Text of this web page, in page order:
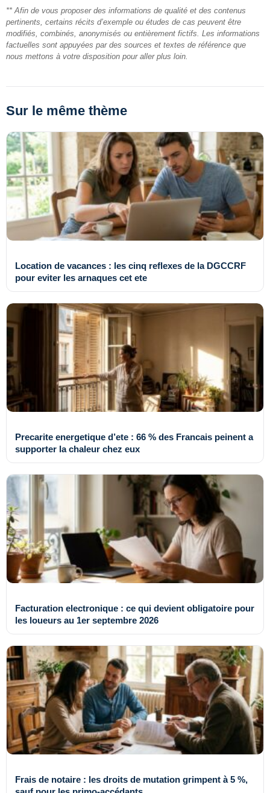
** Afin de vous proposer des informations de qualité et des contenus
pertinents, certains récits d’exemple ou études de cas peuvent être
modifiés, combinés, anonymisés ou entièrement fictifs. Les informations
factuelles sont appuyées par des sources et textes de référence que
nous mettons à votre disposition pour aller plus loin.
Sur le même thème
Location de vacances : les cinq reflexes de la DGCCRF
pour eviter les arnaques cet ete
Precarite energetique d’ete : 66 % des Francais peinent a
supporter la chaleur chez eux
Facturation electronique : ce qui devient obligatoire pour
les loueurs au 1er septembre 2026
Frais de notaire : les droits de mutation grimpent à 5 %,